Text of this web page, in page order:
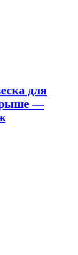
для
—